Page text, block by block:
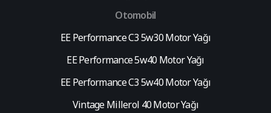
Otomobil
EE Performance C3 5w30 Motor Yağı
EE Performance 5w40 Motor Yağı
EE Performance C3 5w40 Motor Yağı
Vintage Millerol 40 Motor Yağı